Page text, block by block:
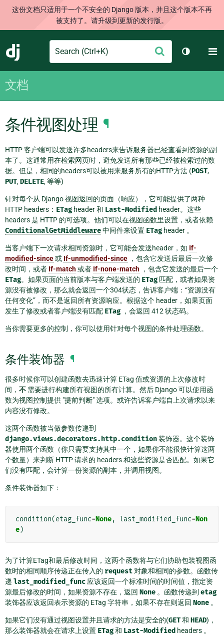
这份文档只适用于一个不安全的 Django 版本，并且这个版本不再
被支持了。请升级到更新的发行版。
Django
Search
交
切换主题
文档
条件视图处理 ¶
HTTP 客户端可以发送许多headers来告诉服务器已经查看到资源的副
本了。这通常用在检索网页时，避免发送所有那些已经被检索过的数
据。但是，相同的headers可以被用来服务所有的HTTP方法 (POST,
PUT,DELETE, 等等)
针对每个从 Django 视图返回的页面（响应），它可能提供了两种
HTTP headers： ETag header 和 Last-Modified header。这些
headers 是 HTTP 的可选项。他们可以在视图函数里设置，或者依赖
ConditionalGetMiddleware中间件来设置 ETag header 。
当客户端下一次请求相同资源时，它可能会发送header，如 If-
modified-since或 If-unmodified-since ，包含它发送后最后一次修
改时间，或者 If-match或者 If-none-match ，包含它发送的最后一个
ETag。如果页面的当前版本与客户端发送的 ETag匹配，或者如果资
源没有被修改，那么就会返回一个304状态，告诉客户端：“资源没有
任何变化”，而不是返回所有资源响应。根据这个 header，如果页面
发生了修改或者客户端没有匹配 ETag ，会返回 412 状态码。
当你需要更多的控制，你可以使用针对每个视图的条件处理函数。
条件装饰器 ¶
很多时候你可以创建函数去迅速计算 ETag 值或资源的上次修改时
间， 不 需要进行构建所有视图的所有计算。然后 Django 可以使用函
数为视图控制提供 "提前判断" 选项。或许告诉客户端自上次请求以来
内容没有修改。
这两个函数被当做参数传递到
django.views.decorators.http.condition装饰器。这个装饰
器使用两个函数（你只需要支持其中一个，如果你不能很快计算这两
个数量）来判断 HTTP 请求的 headers 和这些资源是否匹配。如果它
们没有匹配，会计算一份资源的副本，并调用视图。
条件装饰器如下：
condition(etag_func=None, last_modified_func=Non
e)
为了计算ETag和最后修改时间，这两个函数将与它们协助包装视图函
数时的相同顺序传递正在传入的 request对象和相同的参数。函数传
递 last_modified_func 应该返回一个标准时间的时间值，指定资
源最后修改的时间，如果资源不存在，返回 None 。函数传递到 etag
装饰器应该返回表示资源的 ETag 字符串，如果不存在则返回 None 。
如果它们没有通过视图设置并且请求的方法是安全的(GET和 HEAD)，
那么装饰器就会在请求上设置 ETag和 Last-Modified headers 。